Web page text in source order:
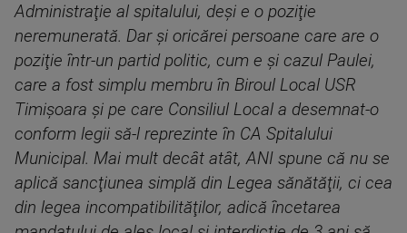
Administraţie al spitalului, deşi e o poziţie
neremunerată. Dar şi oricărei persoane care are o
poziţie într-un partid politic, cum e şi cazul Paulei,
care a fost simplu membru în Biroul Local USR
Timişoara şi pe care Consiliul Local a desemnat-o
conform legii să-l reprezinte în CA Spitalului
Municipal. Mai mult decât atât, ANI spune că nu se
aplică sancţiunea simplă din Legea sănătăţii, ci cea
din legea incompatibilităţilor, adică încetarea